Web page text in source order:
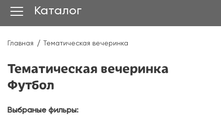
Каталог
Главная Тематическая вечеринка
Тематическая вечеринка
Футбол
Выбраные фильры: